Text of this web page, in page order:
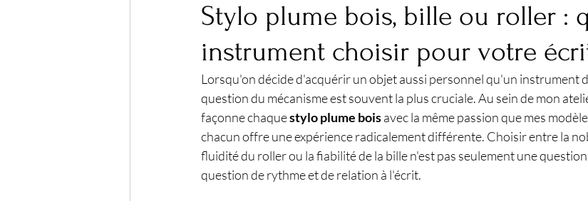
Stylo plume bois, bille ou roller :
instrument choisir pour votre
Lorsqu'on décide d'acquérir un objet aussi personnel qu'un instrument
question du mécanisme est souvent la plus cruciale. Au sein de mon
façonne chaque stylo plume bois avec la même passion que mes
chacun offre une expérience radicalement différente. Choisir entre la
fluidité du roller ou la fiabilité de la bille n'est pas seulement une
question de rythme et de relation à l'écrit.